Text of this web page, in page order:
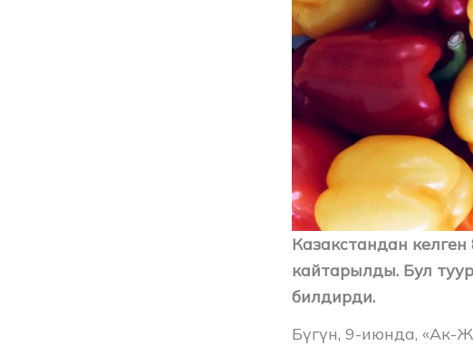
Казакстандан
кайтарылды. Бул
билдирди.
Бүгүн, 9-июнда, «Ак-